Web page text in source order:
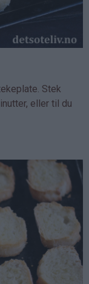
Stek
eller til du